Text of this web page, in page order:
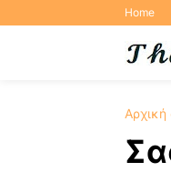
Home
Αρχική